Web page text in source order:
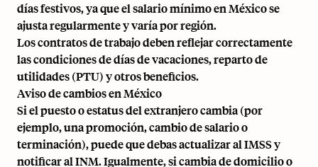
días festivos, ya que el salario mínimo en México se
ajusta regularmente y varía por región.
Los contratos de trabajo deben reflejar correctamente
las condiciones de días de vacaciones, reparto de
utilidades (PTU) y otros beneficios.
Aviso de cambios en México
Si el puesto o estatus del extranjero cambia (por
ejemplo, una promoción, cambio de salario o
terminación), puede que debas actualizar al IMSS y
notificar al INM. Igualmente, si cambia de domicilio o